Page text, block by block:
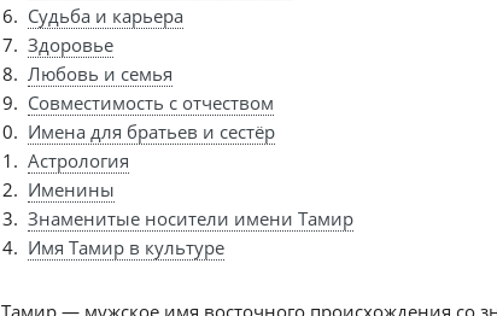
Судьба и карьера
Здоровье
Любовь и семья
Совместимость с отчеством
Имена для братьев и сестёр
Астрология
Именины
Знаменитые носители имени Тамир
Имя Тамир в культуре